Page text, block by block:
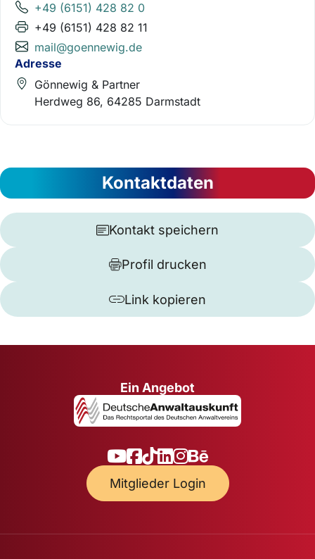
+49 (6151) 428 82 0
+49 (6151) 428 82 11
mail@goennewig.de
Adresse
Gönnewig & Partner
Herdweg 86, 64285 Darmstadt
Kontaktdaten
Kontakt speichern
Profil drucken
Link kopieren
Ein Angebot
Mitglieder Login